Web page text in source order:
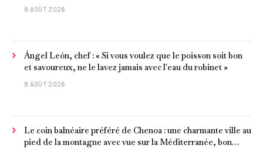
8 AOÛT 2026
Ángel León, chef : « Si vous voulez que le poisson soit bon
et savoureux, ne le lavez jamais avec l'eau du robinet »
8 AOÛT 2026
Le coin balnéaire préféré de Chenoa : une charmante ville au
pied de la montagne avec vue sur la Méditerranée, bon